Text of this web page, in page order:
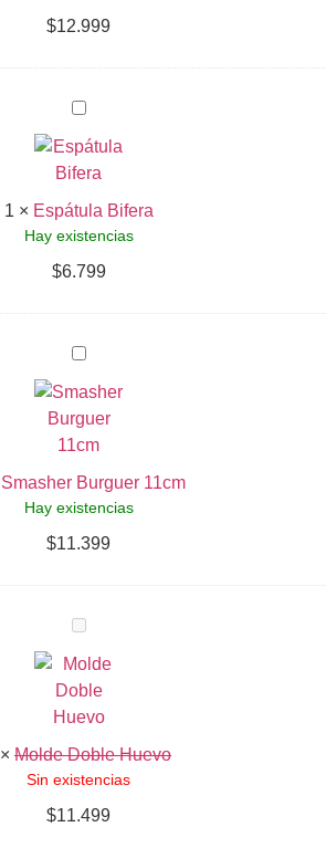
$12.999
Espátula
1 × Espátula Bifera
Hay existencias
$6.799
Smasher
11cm
Smasher Burguer 11cm
Hay existencias
$11.399
Molde
Huevo
× Molde Doble Huevo
Sin existencias
$11.499